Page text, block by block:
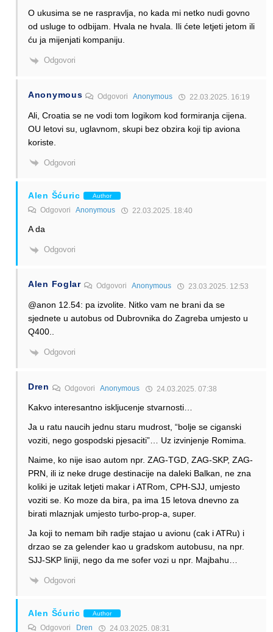
O ukusima se ne raspravlja, no kada mi netko nudi govno
od usluge to odbijam. Hvala ne hvala. Ili ćete letjeti jetom ili
ću ja mijenjati kompaniju.
Odgovori
Anonymous OdgovoriAnonymous 22.03.2025. 16:19
Ali, Croatia se ne vodi tom logikom kod formiranja cijena.
OU letovi su, uglavnom, skupi bez obzira koji tip aviona
koriste.
Odgovori
Alen Šćuric Author
Odgovori Anonymous 22.03.2025. 18:40
A da
Odgovori
Alen Foglar Odgovori Anonymous 23.03.2025. 12:53
@anon 12.54: pa izvolite. Nitko vam ne brani da se
sjednete u autobus od Dubrovnika do Zagreba umjesto u
Q400..
Odgovori
Dren Odgovori Anonymous 24.03.2025. 07:38
Kakvo interesantno iskljucenje stvarnosti…
Ja u ratu naucih jednu staru mudrost, “bolje se ciganski
voziti, nego gospodski pjesaciti”… Uz izvinjenje Romima.
Naime, ko nije isao autom npr. ZAG-TGD, ZAG-SKP, ZAG-
PRN, ili iz neke druge destinacije na daleki Balkan, ne zna
koliki je uzitak letjeti makar i ATRom, CPH-SJJ, umjesto
voziti se. Ko moze da bira, pa ima 15 letova dnevno za
birati mlaznjak umjesto turbo-prop-a, super.
Ja koji to nemam bih radje stajao u avionu (cak i ATRu) i
drzao se za gelender kao u gradskom autobusu, na npr.
SJJ-SKP liniji, nego da me sofer vozi u npr. Majbahu…
Odgovori
Alen Šćuric Author
Odgovori Dren 24.03.2025. 08:31